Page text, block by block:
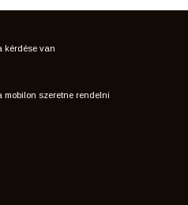
kérdése van
mobilon szeretne rendelni